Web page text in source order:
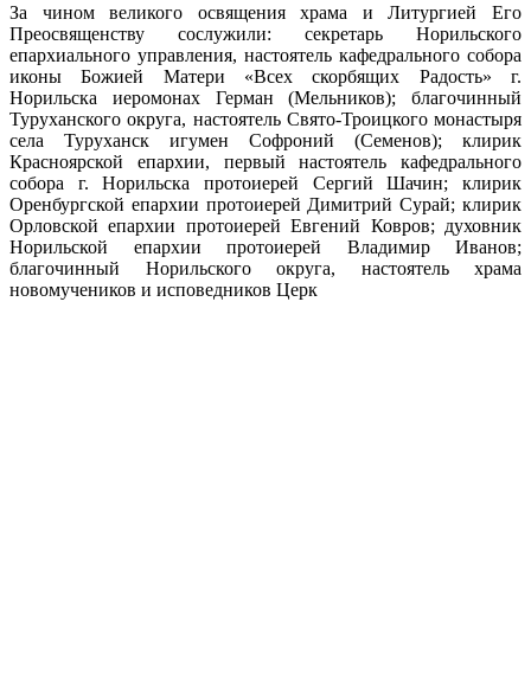
За чином великого освящения храма и Литургией Его
Преосвященству сослужили: секретарь Норильского
епархиального управления, настоятель кафедрального собора
иконы Божией Матери «Всех скорбящих Радость» г.
Норильска иеромонах Герман (Мельников); благочинный
Туруханского округа, настоятель Свято-Троицкого монастыря
села Туруханск игумен Софроний (Семенов); клирик
Красноярской епархии, первый настоятель кафедрального
собора г. Норильска протоиерей Сергий Шачин; клирик
Оренбургской епархии протоиерей Димитрий Сурай; клирик
Орловской епархии протоиерей Евгений Ковров; духовник
Норильской епархии протоиерей Владимир Иванов;
благочинный Норильского округа, настоятель храма
новомучеников и исповедников Церк